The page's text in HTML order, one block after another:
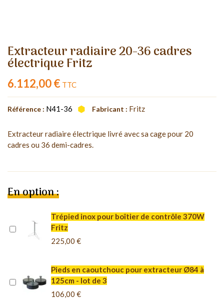
Extracteur radiaire 20-36 cadres
électrique Fritz
6.112,00 € TTC
Référence : N41-36 Fabricant : Fritz
Extracteur radiaire électrique livré avec sa cage pour 20
cadres ou 36 demi-cadres.
En option :
Trépied inox pour boîtier de contrôle 370W
Fritz
225,00 €
Pieds en caoutchouc pour extracteur Ø84 à
125cm - lot de 3
106,00 €